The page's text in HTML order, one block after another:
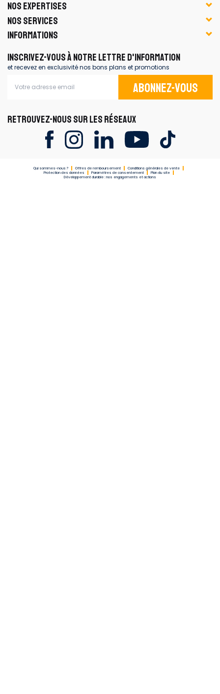
NOS EXPERTISES
NOS SERVICES
INFORMATIONS
INSCRIVEZ-VOUS À NOTRE LETTRE D'INFORMATION
et recevez en exclusivité nos bons plans et promotions
Abonnez-vous
RETROUVEZ-NOUS SUR LES RÉSEAUX
Qui sommes-nous ? Offres de remboursement
Conditions générales de vente
Protection des données
Paramètres de consentement
Plan du site
Développement durable : nos engagements et actions